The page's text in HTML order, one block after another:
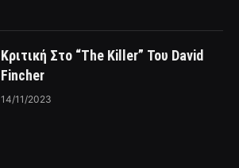
Κριτική Στο “The Killer” Του David
Fincher
14/11/2023